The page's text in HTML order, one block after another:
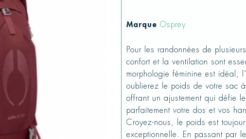
Marque Osprey
Pour les randonnées de
confort et la ventilation sont
morphologie féminine est idéal,
oublierez le poids de votre sac
offrant un ajustement qui défie
parfaitement votre dos et vos
Croyez-nous, le poids est
exceptionnelle. En passant par